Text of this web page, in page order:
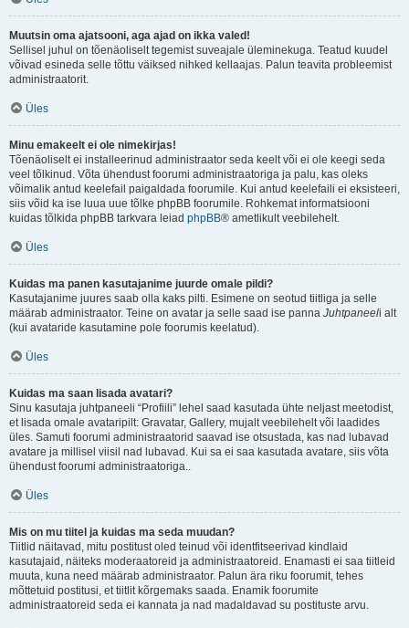
Muutsin oma ajatsooni, aga ajad on ikka valed!
Sellisel juhul on tõenäoliselt tegemist suveajale üleminekuga. Teatud kuudel
võivad esineda selle tõttu väiksed nihked kellaajas. Palun teavita probleemist
administraatorit.
Üles
Minu emakeelt ei ole nimekirjas!
Tõenäoliselt ei installeerinud administraator seda keelt või ei ole keegi seda
veel tõlkinud. Võta ühendust foorumi administraatoriga ja palu, kas oleks
võimalik antud keelefail paigaldada foorumile. Kui antud keelefaili ei eksisteeri,
siis võid ka ise luua uue tõlke phpBB foorumile. Rohkemat informatsiooni
kuidas tõlkida phpBB tarkvara leiad phpBB® ametlikult veebilehelt.
Üles
Kuidas ma panen kasutajanime juurde omale pildi?
Kasutajanime juures saab olla kaks pilti. Esimene on seotud tiitliga ja selle
määrab administraator. Teine on avatar ja selle saad ise panna Juhtpaneeli alt
(kui avataride kasutamine pole foorumis keelatud).
Üles
Kuidas ma saan lisada avatari?
Sinu kasutaja juhtpaneeli “Profiili” lehel saad kasutada ühte neljast meetodist,
et lisada omale avataripilt: Gravatar, Gallery, mujalt veebilehelt või laadides
üles. Samuti foorumi administraatorid saavad ise otsustada, kas nad lubavad
avatare ja millisel viisil nad lubavad. Kui sa ei saa kasutada avatare, siis võta
ühendust foorumi administraatoriga..
Üles
Mis on mu tiitel ja kuidas ma seda muudan?
Tiitlid näitavad, mitu postitust oled teinud või identfitseerivad kindlaid
kasutajaid, näiteks moderaatoreid ja administraatoreid. Enamasti ei saa tiitleid
muuta, kuna need määrab administraator. Palun ära riku foorumit, tehes
mõttetuid postitusi, et tiitlit kõrgemaks saada. Enamik foorumite
administraatoreid seda ei kannata ja nad madaldavad su postituste arvu.